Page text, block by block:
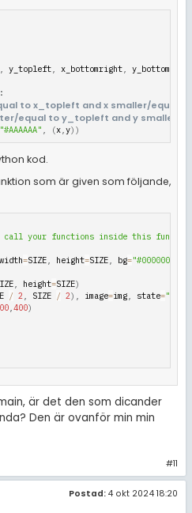
y_topleft, x_bottomright,
:
to x_topleft and x smaller/equal
equal to y_topleft and y smaller/
"#AAAAAA" , (x,y) )
kod.
som är given som följande,
call your functions inside this
width=SIZE, height=SIZE, bg="#000000"
, height=SIZE)
/ 2, SIZE / 2) , image=img, state=
,400)
är det den som dicander
Den är ovanför min min
#11
Postad: 4 okt 2024 18:20